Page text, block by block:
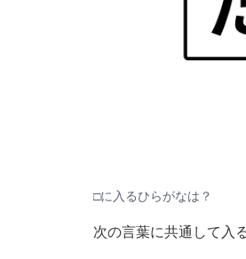
□に入るひらがなは？
次の言葉に共通して入